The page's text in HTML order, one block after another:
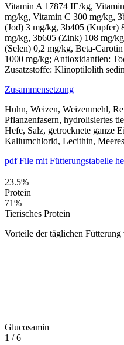
Vitamin A 17874 IE/kg,
mg/kg, Vitamin C 300 mg/kg,
(Jod) 3 mg/kg, 3b405 (Kupfer)
mg/kg, 3b605 (Zink) 108 mg/
(Selen) 0,2 mg/kg, Beta-
1000 mg/kg; Antioxidantien:
Zusatzstoffe: Klinoptilolith
Zusammensetzung
Huhn, Weizen, Weizenmehl,
Pflanzenfasern, hydrolisiertes
Hefe, Salz, getrocknete ganze
Kaliumchlorid, Lecithin,
pdf File mit Fütterungstabelle
23.5%
Protein
71%
Tierisches Protein
Vorteile der täglichen
Glucosamin
1 /6